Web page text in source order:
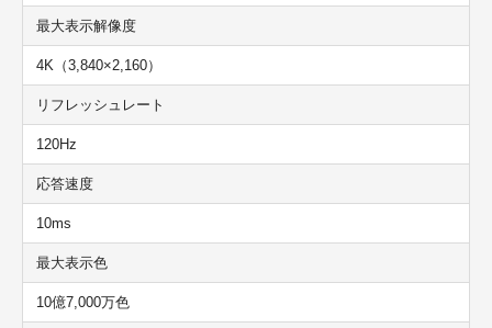
最大表示解像度
4K（3,840×2,160）
リフレッシュレート
120Hz
応答速度
10ms
最大表示色
10億7,000万色